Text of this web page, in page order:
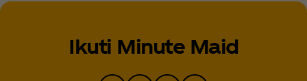
Ikuti Minute Maid